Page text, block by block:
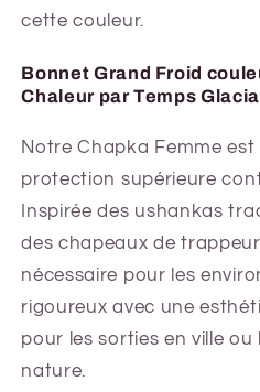
cette couleur.
Bonnet Grand Froid
Chaleur par Temps Glacial
Notre Chapka Femme
protection supérieure
Inspirée des ushankas
des chapeaux de
nécessaire pour les
rigoureux avec une
pour les sorties en ville
nature.